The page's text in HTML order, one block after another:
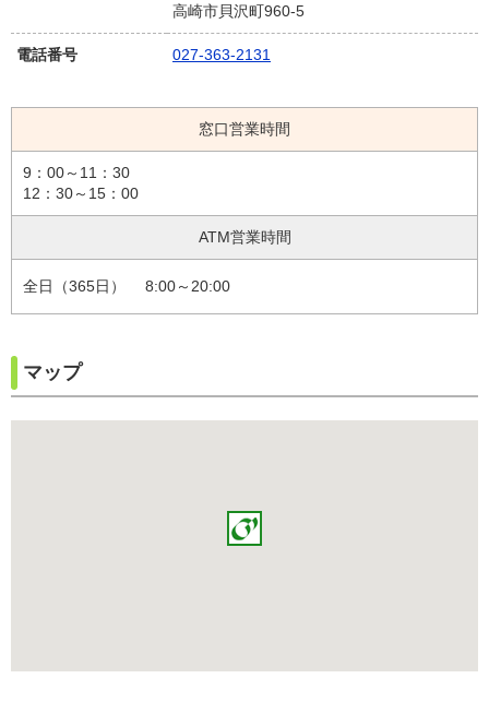
高崎市貝沢町960-5
電話番号 027‐363‐2131
窓口営業時間
9：00～11：30
12：30～15：00
ATM営業時間
全日（365日） 8:00～20:00
マップ